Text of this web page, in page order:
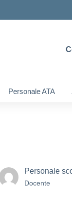
Personale ATA
Personale
Docente